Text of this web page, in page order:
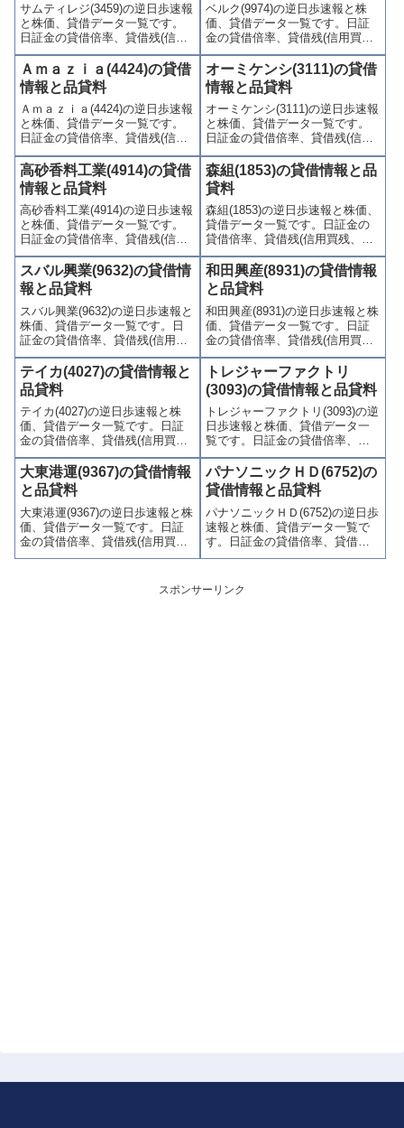
サムティレジ(3459)の逆日歩速報
と株価、貸借データ一覧です。
日証金の貸借倍率、貸借残(信用
買残、信用売残)、品貸料(逆日
歩)、東証の週末残高、規制(注意
喚起・申込停止)など、空売り関
連情報を集計し、図解でわかり
やすくまとめて掲載していま
す。
ベルク(9974)の逆日歩速報と株
価、貸借データ一覧です。日証
金の貸借倍率、貸借残(信用買
残、信用売残)、品貸料(逆日
歩)、東証の週末残高、規制(注意
喚起・申込停止)など、空売り関
連情報を集計し、図解でわかり
やすくまとめて掲載していま
す。
Ａｍａｚｉａ(4424)の貸借
情報と品貸料
Ａｍａｚｉａ(4424)の逆日歩速報
と株価、貸借データ一覧です。
日証金の貸借倍率、貸借残(信用
買残、信用売残)、品貸料(逆日
歩)、東証の週末残高、規制(注意
喚起・申込停止)など、空売り関
連情報を集計し、図解でわかり
やすくまとめて掲載していま
す。
オーミケンシ(3111)の貸借
情報と品貸料
オーミケンシ(3111)の逆日歩速報
と株価、貸借データ一覧です。
日証金の貸借倍率、貸借残(信用
買残、信用売残)、品貸料(逆日
歩)、東証の週末残高、規制(注意
喚起・申込停止)など、空売り関
連情報を集計し、図解でわかり
やすくまとめて掲載していま
す。
高砂香料工業(4914)の貸借
情報と品貸料
高砂香料工業(4914)の逆日歩速報
と株価、貸借データ一覧です。
日証金の貸借倍率、貸借残(信用
買残、信用売残)、品貸料(逆日
歩)、東証の週末残高、規制(注意
喚起・申込停止)など、空売り関
連情報を集計し、図解でわかり
やすくまとめて掲載していま
す。
森組(1853)の貸借情報と品
貸料
森組(1853)の逆日歩速報と株価、
貸借データ一覧です。日証金の
貸借倍率、貸借残(信用買残、信
用売残)、品貸料(逆日歩)、東証
の週末残高、規制(注意喚起・申
込停止)など、空売り関連情報を
集計し、図解でわかりやすくま
とめて掲載しています。
スバル興業(9632)の貸借情
報と品貸料
スバル興業(9632)の逆日歩速報と
株価、貸借データ一覧です。日
証金の貸借倍率、貸借残(信用買
残、信用売残)、品貸料(逆日
歩)、東証の週末残高、規制(注意
喚起・申込停止)など、空売り関
連情報を集計し、図解でわかり
やすくまとめて掲載していま
す。
和田興産(8931)の貸借情報
と品貸料
和田興産(8931)の逆日歩速報と株
価、貸借データ一覧です。日証
金の貸借倍率、貸借残(信用買
残、信用売残)、品貸料(逆日
歩)、東証の週末残高、規制(注意
喚起・申込停止)など、空売り関
連情報を集計し、図解でわかり
やすくまとめて掲載していま
す。
テイカ(4027)の貸借情報と
品貸料
テイカ(4027)の逆日歩速報と株
価、貸借データ一覧です。日証
金の貸借倍率、貸借残(信用買
残、信用売残)、品貸料(逆日
歩)、東証の週末残高、規制(注意
喚起・申込停止)など、空売り関
連情報を集計し、図解でわかり
やすくまとめて掲載していま
す。
トレジャーファクトリ
(3093)の貸借情報と品貸料
トレジャーファクトリ(3093)の逆
日歩速報と株価、貸借データ一
覧です。日証金の貸借倍率、貸
借残(信用買残、信用売残)、品貸
料(逆日歩)、東証の週末残高、規
制(注意喚起・申込停止)など、空
売り関連情報を集計し、図解で
わかりやすくまとめて掲載して
います。
大東港運(9367)の貸借情報
と品貸料
大東港運(9367)の逆日歩速報と株
価、貸借データ一覧です。日証
金の貸借倍率、貸借残(信用買
残、信用売残)、品貸料(逆日
喚起・申込停止)など、空売り関
連情報を集計し、図解でわかり
パナソニックＨＤ(6752)の
貸借情報と品貸料
パナソニックＨＤ(6752)の逆日歩
速報と株価、貸借データ一覧で
す。日証金の貸借倍率、貸借残
(信用買残、信用売残)、品貸料
(注意喚起・申込停止)など、空売
り関連情報を集計し、図解でわ
スポンサーリンク